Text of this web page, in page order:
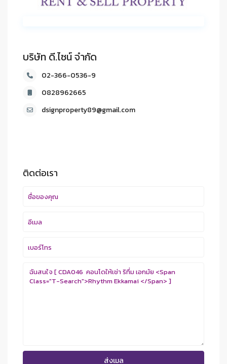
บริษัท ดี.ไซน์ จํากัด
02-366-0536-9
0828962665
dsignproperty89@gmail.com
ติดต่อเรา